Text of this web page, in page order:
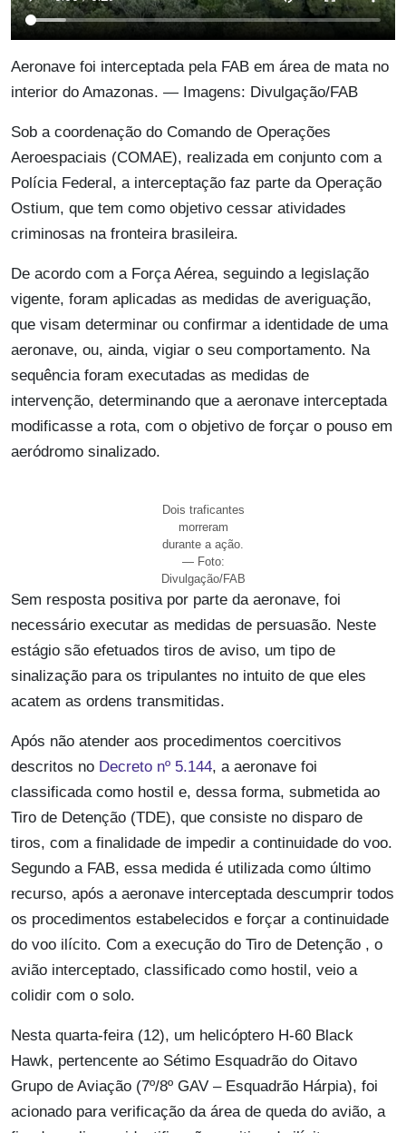
Aeronave foi interceptada pela FAB em área de mata no
interior do Amazonas. — Imagens: Divulgação/FAB
Sob a coordenação do Comando de Operações
Aeroespaciais (COMAE), realizada em conjunto com a
Polícia Federal, a interceptação faz parte da Operação
Ostium, que tem como objetivo cessar atividades
criminosas na fronteira brasileira.
De acordo com a Força Aérea, seguindo a legislação
vigente, foram aplicadas as medidas de averiguação,
que visam determinar ou confirmar a identidade de uma
aeronave, ou, ainda, vigiar o seu comportamento. Na
sequência foram executadas as medidas de
intervenção, determinando que a aeronave interceptada
modificasse a rota, com o objetivo de forçar o pouso em
aeródromo sinalizado.
Dois traficantes
morreram
durante a ação.
— Foto:
Divulgação/FAB
Sem resposta positiva por parte da aeronave, foi
necessário executar as medidas de persuasão. Neste
estágio são efetuados tiros de aviso, um tipo de
sinalização para os tripulantes no intuito de que eles
acatem as ordens transmitidas.
Após não atender aos procedimentos coercitivos
descritos no Decreto nº 5.144, a aeronave foi
classificada como hostil e, dessa forma, submetida ao
Tiro de Detenção (TDE), que consiste no disparo de
tiros, com a finalidade de impedir a continuidade do voo.
Segundo a FAB, essa medida é utilizada como último
recurso, após a aeronave interceptada descumprir todos
os procedimentos estabelecidos e forçar a continuidade
do voo ilícito. Com a execução do Tiro de Detenção , o
avião interceptado, classificado como hostil, veio a
colidir com o solo.
Nesta quarta-feira (12), um helicóptero H-60 Black
Hawk, pertencente ao Sétimo Esquadrão do Oitavo
Grupo de Aviação (7º/8º GAV – Esquadrão Hárpia), foi
acionado para verificação da área de queda do avião, a